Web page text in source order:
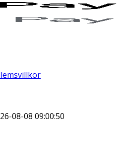
08-08 09:00:50